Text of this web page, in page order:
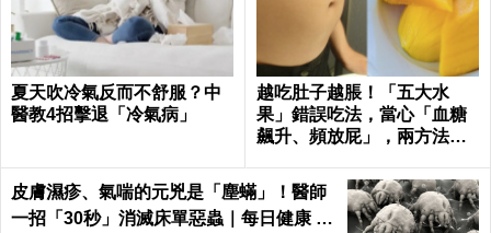
夏天吹冷氣反而不舒服？中
醫教4招擊退「冷氣病」
越吃肚子越脹！「五大水
果」錯誤吃法，當心「血糖
飆升、頻放屁」，兩方法有
皮膚濕疹、氣喘的元兇是「塵蟎」！醫師
一招「30秒」消滅床單惡蟲｜每日健康 H